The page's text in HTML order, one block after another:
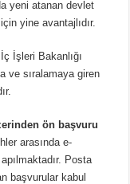
yeni atanan devlet
yine avantajlıdır.
İşleri Bakanlığı
ve sıralamaya giren
ön başvuru
arasında e-
Posta
başvurular kabul